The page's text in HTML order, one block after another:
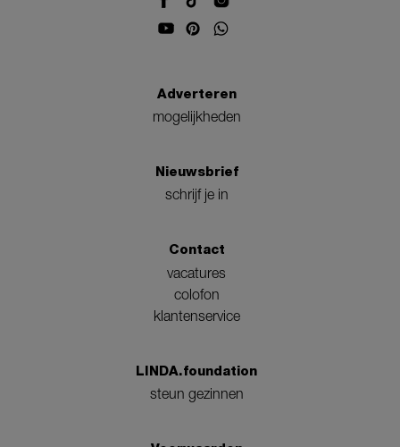
Adverteren
mogelijkheden
Nieuwsbrief
schrijf je in
Contact
vacatures
colofon
klantenservice
LINDA.foundation
steun gezinnen